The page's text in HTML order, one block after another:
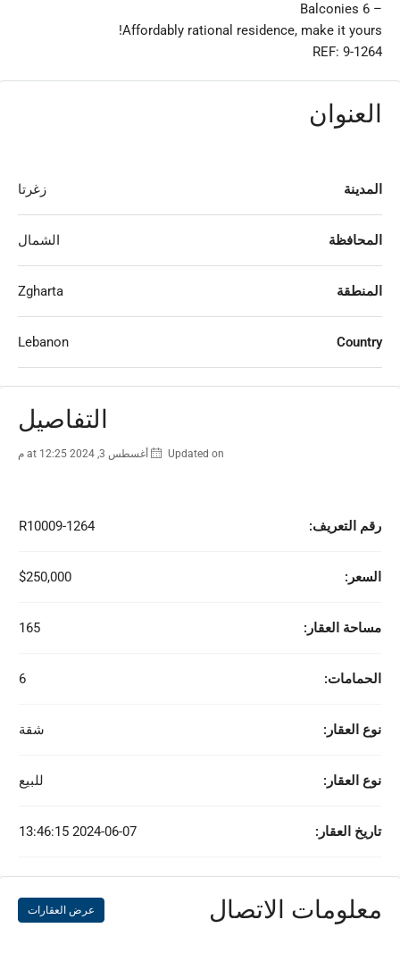
– 6 Balconies
Affordably rational residence, make it yours!
REF: 9-1264
العنوان
المدينة زغرتا
المحافظة الشمال
المنطقة Zgharta
Country
Lebanon
التفاصيل
Updated on أغسطس 3, 2024 at 12:25 م
رقم التعريف: R10009-1264
السعر: $250,000
مساحة العقار: 165
الحمامات: 6
نوع العقار: شقة
نوع العقار: للبيع
تاريخ العقار: 2024-06-07 13:46:15
معلومات الاتصال عرض العقارات